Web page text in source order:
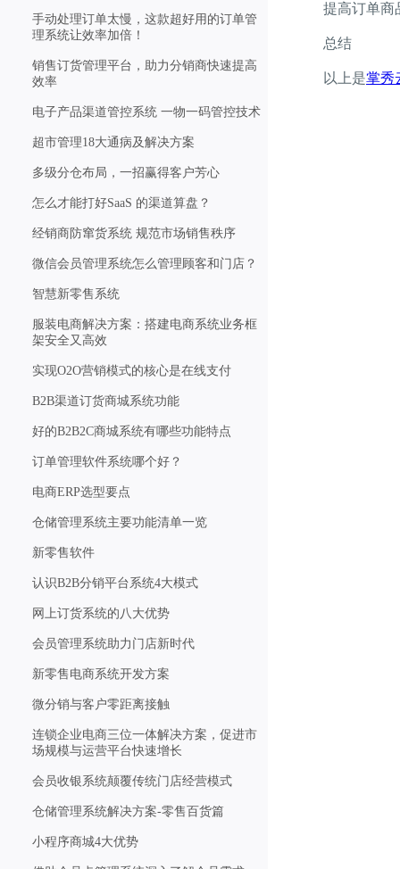
手动处理订单太慢，这款超好用的订单管
理系统让效率加倍！
销售订货管理平台，助力分销商快速提高
效率
电子产品渠道管控系统 一物一码管控技术
超市管理18大通病及解决方案
多级分仓布局，一招赢得客户芳心
怎么才能打好SaaS 的渠道算盘？
经销商防窜货系统 规范市场销售秩序
微信会员管理系统怎么管理顾客和门店？
智慧新零售系统
服装电商解决方案：搭建电商系统业务框
架安全又高效
实现O2O营销模式的核心是在线支付
B2B渠道订货商城系统功能
好的B2B2C商城系统有哪些功能特点
订单管理软件系统哪个好？
电商ERP选型要点
仓储管理系统主要功能清单一览
新零售软件
认识B2B分销平台系统4大模式
网上订货系统的八大优势
会员管理系统助力门店新时代
新零售电商系统开发方案
微分销与客户零距离接触
连锁企业电商三位一体解决方案，促进市
场规模与运营平台快速增长
会员收银系统颠覆传统门店经营模式
仓储管理系统解决方案-零售百货篇
小程序商城4大优势
提高订单商品
总结
以上是掌秀